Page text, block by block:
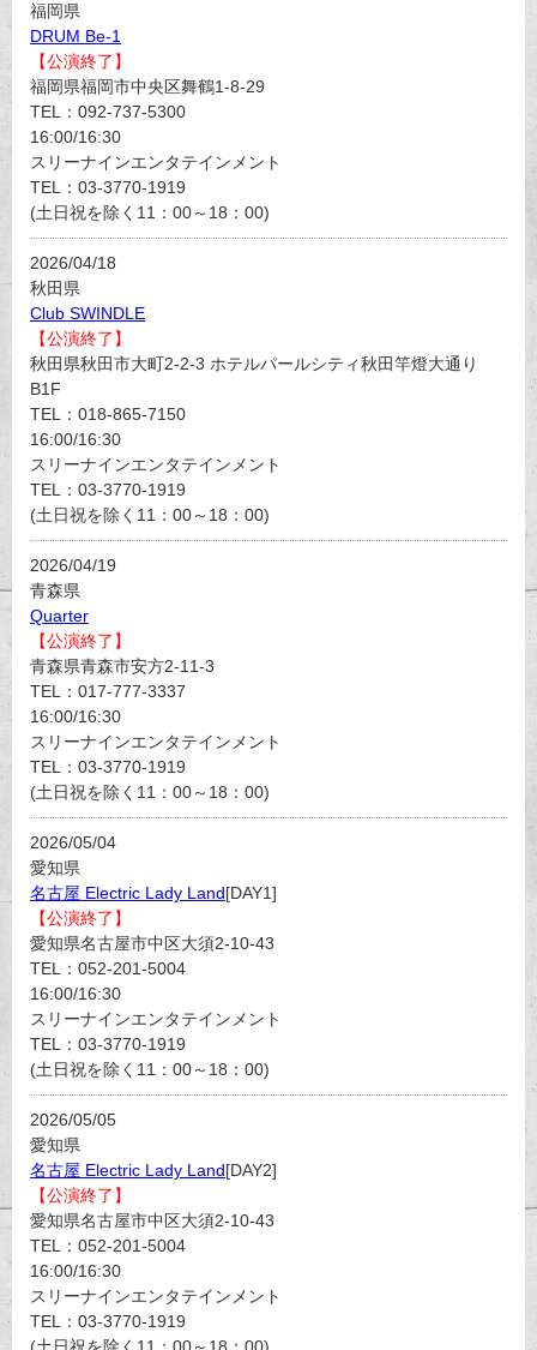
福岡県
DRUM Be-1
【公演終了】
福岡県福岡市中央区舞鶴1-8-29
TEL：092-737-5300
16:00/16:30
スリーナインエンタテインメント
TEL：03-3770-1919
(土日祝を除く11：00～18：00)
2026/04/18
秋田県
Club SWINDLE
【公演終了】
秋田県秋田市大町2-2-3 ホテルパールシティ秋田竿燈大通り
B1F
TEL：018-865-7150
16:00/16:30
スリーナインエンタテインメント
TEL：03-3770-1919
(土日祝を除く11：00～18：00)
2026/04/19
青森県
Quarter
【公演終了】
青森県青森市安方2-11-3
TEL：017-777-3337
16:00/16:30
スリーナインエンタテインメント
TEL：03-3770-1919
(土日祝を除く11：00～18：00)
2026/05/04
愛知県
名古屋 Electric Lady Land[DAY1]
【公演終了】
愛知県名古屋市中区大須2-10-43
TEL：052-201-5004
16:00/16:30
スリーナインエンタテインメント
TEL：03-3770-1919
(土日祝を除く11：00～18：00)
2026/05/05
愛知県
名古屋 Electric Lady Land[DAY2]
【公演終了】
愛知県名古屋市中区大須2-10-43
TEL：052-201-5004
16:00/16:30
スリーナインエンタテインメント
TEL：03-3770-1919